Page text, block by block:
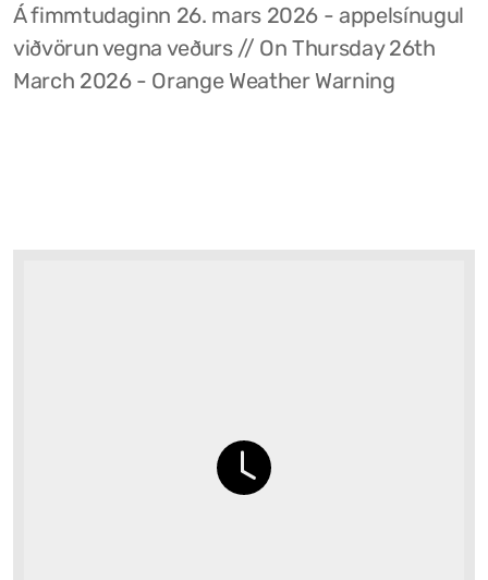
Á fimmtudaginn 26. mars 2026 - appelsínugul
viðvörun vegna veðurs // On Thursday 26th
March 2026 - Orange Weather Warning